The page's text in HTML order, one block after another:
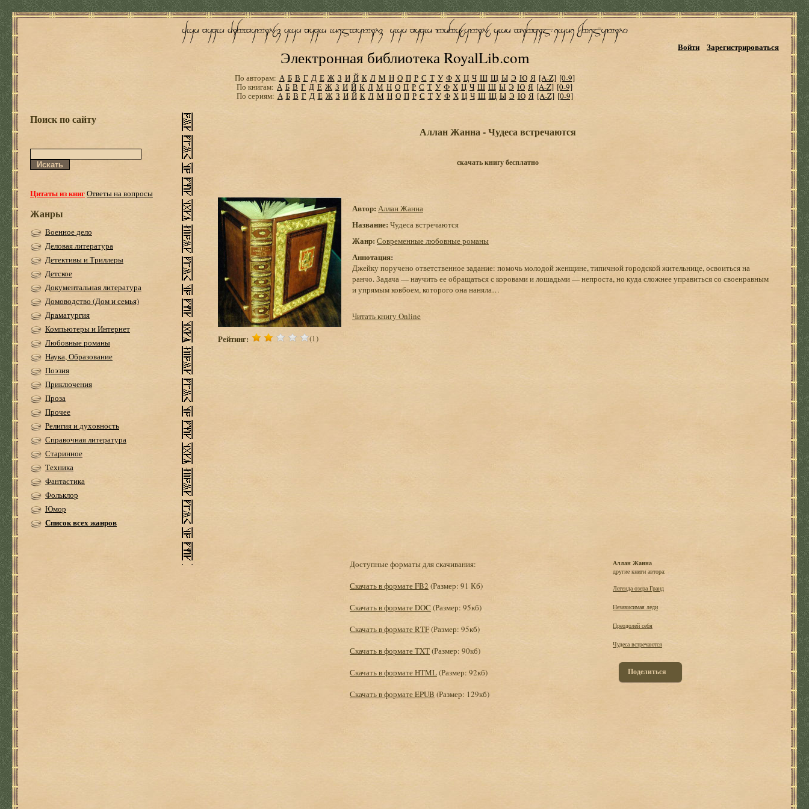
Электронная библиотека RoyalLib.com
Войти Зарегистрироваться
По авторам: А Б В Г Д Е Ж З И Й К Л М Н О П Р С Т У Ф Х Ц Ч Ш Щ Ы Э Ю Я [A-Z] [0-9]
По книгам: А Б В Г Д Е Ж З И Й К Л М Н О П Р С Т У Ф Х Ц Ч Ш Щ Ы Э Ю Я [A-Z] [0-9]
По сериям: А Б В Г Д Е Ж З И Й К Л М Н О П Р С Т У Ф Х Ц Ч Ш Щ Ы Э Ю Я [A-Z] [0-9]
Поиск по сайту
Цитаты из книгОтветы на вопросы
Жанры
Военное дело
Деловая литература
Детективы и Триллеры
Детское
Документальная литература
Домоводство (Дом и семья)
Драматургия
Компьютеры и Интернет
Любовные романы
Наука, Образование
Поэзия
Приключения
Проза
Прочее
Религия и духовность
Справочная литература
Старинное
Техника
Фантастика
Фольклор
Юмор
Список всех жанров
Аллан Жанна - Чудеса встречаются
скачать книгу бесплатно
Рейтинг: (1)
Автор: Аллан Жанна
Название: Чудеса встречаются
Жанр: Современные любовные романы
Аннотация:
Джейку поручено ответственное задание: помочь молодой женщине, типичной городской жительнице, освоиться на
ранчо. Задача — научить ее обращаться с коровами и лошадьми — непроста, но куда сложнее управиться со своенравным
и упрямым ковбоем, которого она наняла…
Читать книгу Online
Доступные форматы для скачивания:
Скачать в формате FB2 (Размер: 91 Кб)
Скачать в формате DOC (Размер: 95кб)
Скачать в формате RTF(Размер: 95кб)
Скачать в формате TXT(Размер: 90кб)
Скачать в формате HTML(Размер: 92кб)
Скачать в формате EPUB (Размер: 129кб)
Аллан Жанна
другие книги автора:
Легенда озера Гранд
Независимая леди
Преодолей себя
Чудеса встречаются
Поделиться